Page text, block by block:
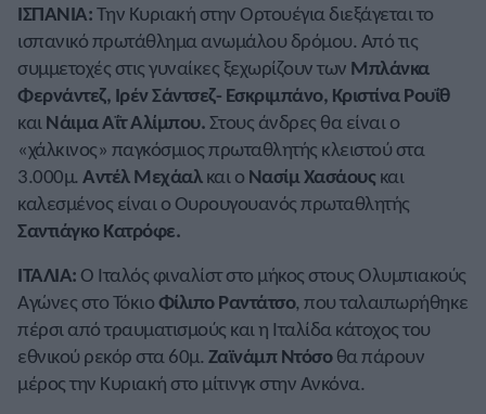
ΙΣΠΑΝΙΑ:Την Κυριακή στην Ορτουέγια διεξάγεται το
ισπανικό πρωτάθλημα ανωμάλου δρόμου. Από τις
συμμετοχές στις γυναίκες ξεχωρίζουν των Μπλάνκα
Φερνάντεζ, Ιρέν Σάντσεζ- Εσκριμπάνο, Κριστίνα Ρουΐθ
καιΝάιμα Αΐτ Αλίμπου.Στους άνδρες θα είναι ο
«χάλκινος» παγκόσμιος πρωταθλητής κλειστού στα
3.000μ. Αντέλ Μεχάαλκαι ο Νασίμ Χασάουςκαι
καλεσμένος είναι ο Ουρουγουανός πρωταθλητής
Σαντιάγκο Κατρόφε.
ΙΤΑΛΙΑ: Ο Ιταλός φιναλίστ στο μήκος στους Ολυμπιακούς
Αγώνες στο ΤόκιοΦίλιπο Ραντάτσο, που ταλαιπωρήθηκε
πέρσι από τραυματισμούς και η Ιταλίδα κάτοχος του
εθνικού ρεκόρ στα 60μ. Ζαϊνάμπ Ντόσοθα πάρουν
μέρος την Κυριακή στο μίτινγκ στην Ανκόνα.